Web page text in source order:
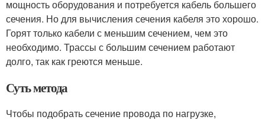
мощность оборудования и потребуется кабель большего
сечения. Но для вычисления сечения кабеля это хорошо.
Горят только кабели с меньшим сечением, чем это
необходимо. Трассы с большим сечением работают
долго, так как греются меньше.
Суть метода
Чтобы подобрать сечение провода по нагрузке,